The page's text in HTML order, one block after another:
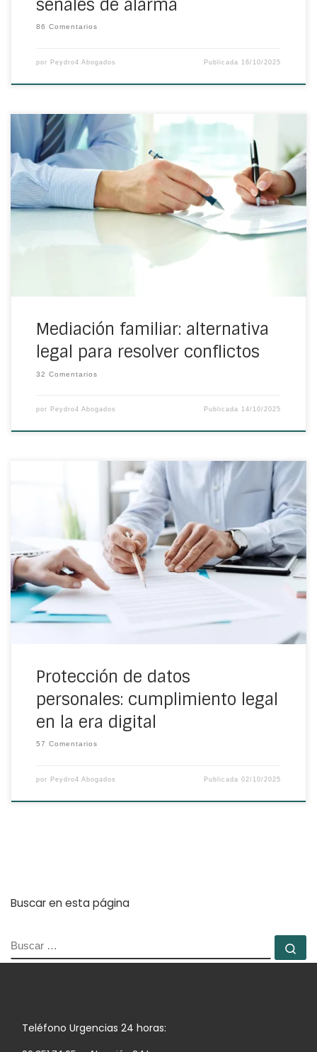
señales de alarma
86 Comentarios
por Peydro4 Abogados Publicada 16/10/2025
Mediación familiar: qué es, para qué sirve, cuáles son los
objetivos que persigue y FASES del proceso a llevar a
Mediación familiar: alternativa
legal para resolver conflictos
32 Comentarios
por Peydro4 Abogados Publicada 14/10/2025
Protección de datos personales: ⁛ CÓMO se lleva a cabo,
en qué consiste y qué dice la legislación vigente al
respecto
Protección de datos
personales: cumplimiento legal
en la era digital
57 Comentarios
por Peydro4 Abogados Publicada02/10/2025
Buscar en esta página
BUSCAR
Teléfono Urgencias 24 horas: